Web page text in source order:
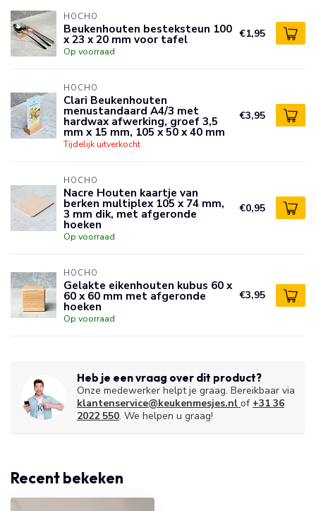
HOCHO
Beukenhouten besteksteun 100
x 23 x 20 mm voor tafel
Op voorraad
€1,95
HOCHO
Clari Beukenhouten
menustandaard A4/3 met
hardwax afwerking, groef 3,5
mm x 15 mm, 105 x 50 x 40 mm
Tijdelijk uitverkocht
€3,95
HOCHO
Nacre Houten kaartje van
berken multiplex 105 x 74 mm,
3 mm dik, met afgeronde
hoeken
Op voorraad
€0,95
HOCHO
Gelakte eikenhouten kubus 60 x
60 x 60 mm met afgeronde
hoeken
Op voorraad
€3,95
Heb je een vraag over dit product?
Onze medewerker helpt je graag. Bereikbaar via
klantenservice@keukenmesjes.nl of +31 36
2022 550. We helpen u graag!
Recent bekeken